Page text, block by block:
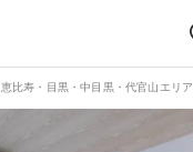
恵比寿・目黒・中目黒・代官山エリア